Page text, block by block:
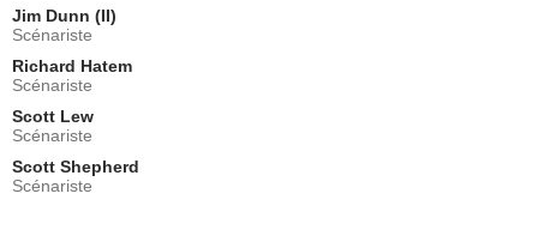
- 1 Episode :9
Lita Tresierra
Maria Toro
- 1 Episode :
Marc Marans
Kenny Hutchins
- 1 Episode :11
Sam Stone
Jim Dunn (II)
Scénariste
Richard Hatem
Scénariste
Scott Lew
Scénariste
Scott Shepherd
Scénariste